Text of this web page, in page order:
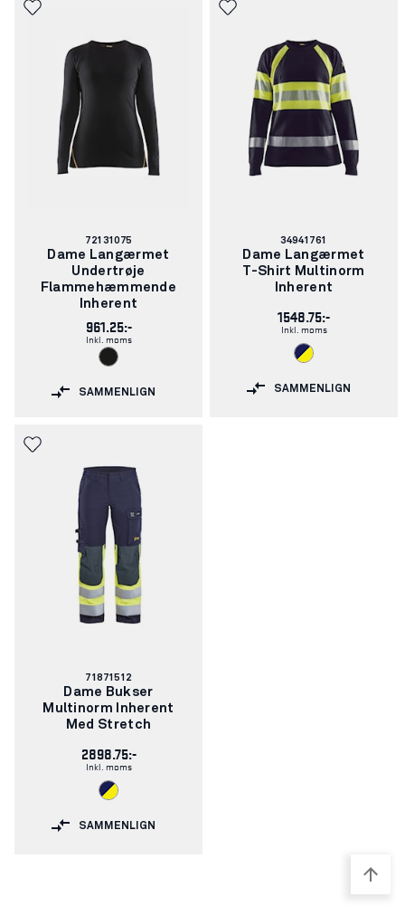
Varenummer:
72131075
Dame Langærmet
Undertrøje
Flammehæmmende
Inherent
961.25:-
Inkl. moms
SAMMENLIGN
Varenummer:
34941761
Dame Langærmet
T-Shirt Multinorm
Inherent
1548.75:-
Inkl. moms
SAMMENLIGN
Varenummer:
71871512
Dame Bukser
Multinorm Inherent
Med Stretch
2898.75:-
Inkl. moms
SAMMENLIGN